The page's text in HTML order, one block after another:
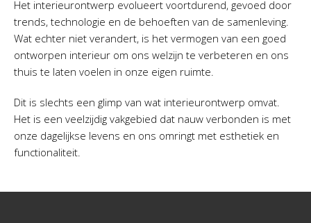
Het interieurontwerp evolueert voortdurend, gevoed door
trends, technologie en de behoeften van de samenleving.
Wat echter niet verandert, is het vermogen van een goed
ontworpen interieur om ons welzijn te verbeteren en ons
thuis te laten voelen in onze eigen ruimte.
Dit is slechts een glimp van wat interieurontwerp omvat.
Het is een veelzijdig vakgebied dat nauw verbonden is met
onze dagelijkse levens en ons omringt met esthetiek en
functionaliteit.